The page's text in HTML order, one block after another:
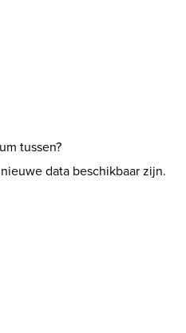
tussen?
data beschikbaar zijn.